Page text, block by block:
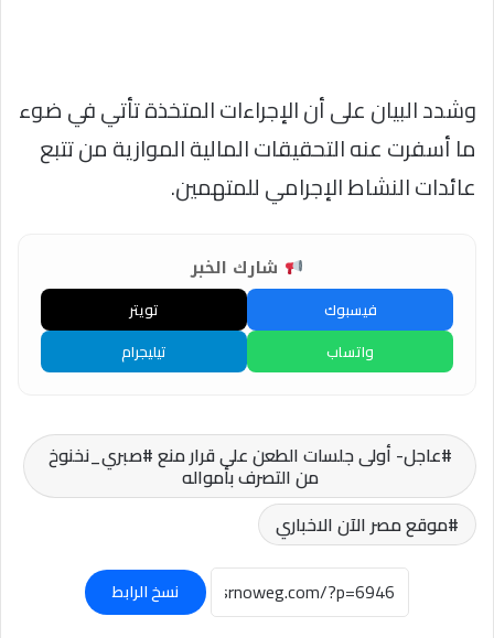
وشدد البيان على أن الإجراءات المتخذة تأتي في ضوء
ما أسفرت عنه التحقيقات المالية الموازية من تتبع
عائدات النشاط الإجرامي للمتهمين.
شارك الخبر
فيسبوك
تويتر
واتساب
تيليجرام
عاجل- أولى جلسات الطعن على قرار منع #صبري_نخنوخ
من التصرف بأمواله
موقع مصر الآن الاخباري
نسخ الرابط